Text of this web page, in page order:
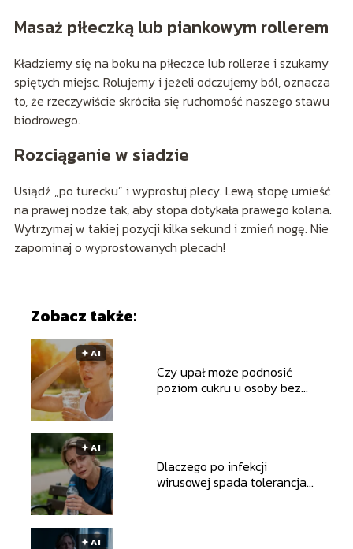
Masaż piłeczką lub piankowym rollerem
Kładziemy się na boku na piłeczce lub rollerze i szukamy
spiętych miejsc. Rolujemy i jeżeli odczujemy ból, oznacza
to, że rzeczywiście skróciła się ruchomość naszego stawu
biodrowego.
Rozciąganie w siadzie
Usiądź „po turecku” i wyprostuj plecy. Lewą stopę umieść
na prawej nodze tak, aby stopa dotykała prawego kolana.
Wytrzymaj w takiej pozycji kilka sekund i zmień nogę. Nie
zapominaj o wyprostowanych plecach!
Zobacz także:
🟅 AI
Czy upał może podnosić
poziom cukru u osoby bez
🟅 AI
Dlaczego po infekcji
wirusowej spada tolerancja
🟅 AI